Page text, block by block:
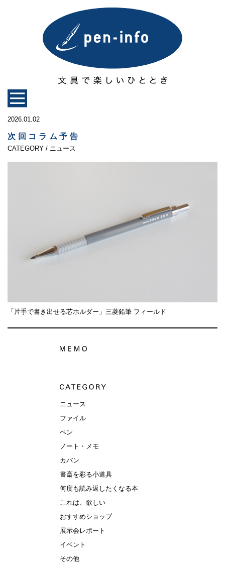
2026.01.02
次回コラム予告
CATEGORY / ニュース
「片手で書き出せる芯ホルダー」三菱鉛筆 フィールド
ニュース
ファイル
ペン
ノート・メモ
カバン
書斎を彩る小道具
何度も読み返したくなる本
これは、欲しい
おすすめショップ
展示会レポート
イベント
その他